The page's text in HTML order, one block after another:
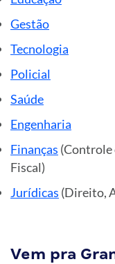
Gestão
Tecnologia
Policial
Saúde
Engenharia
Finanças (Controle
Fiscal)
Jurídicas (Direito,
Vem pra